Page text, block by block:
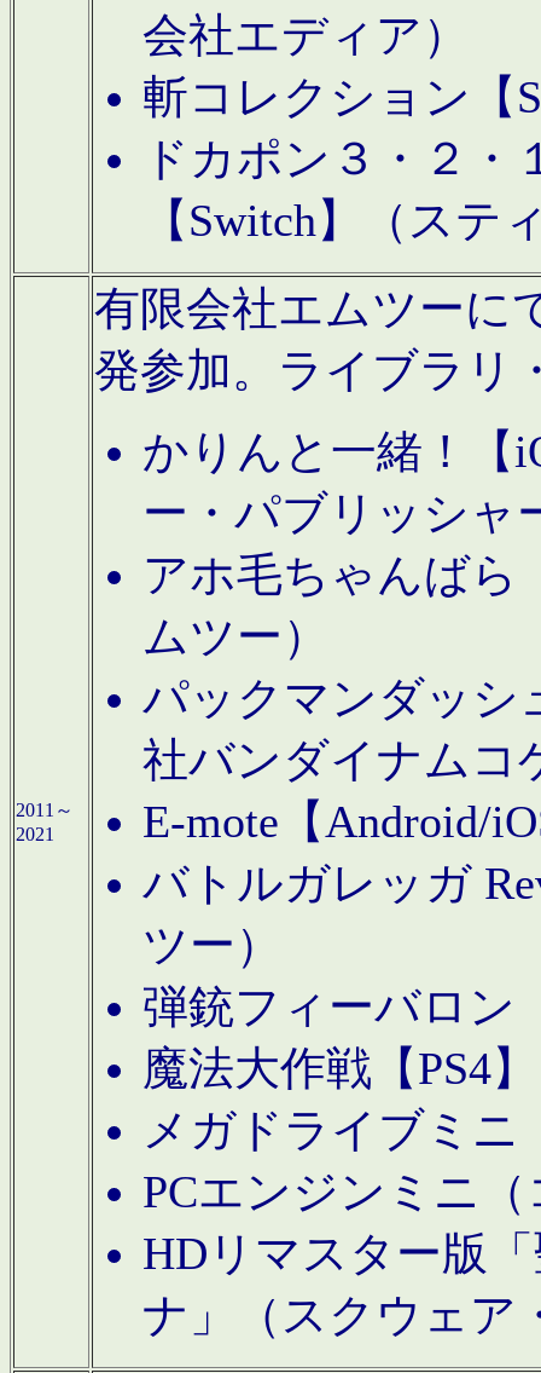
会社エディア）
斬コレクション【
ドカポン３・２
【Switch】（ステ
2011～
2021
有限会社エムツーに
発参加。ライブラリ
かりんと一緒！【
ー・パブリッシャ
アホ毛ちゃんばら
ムツー）
パックマンダッシ
社バンダイナムコ
E-mote【Android/
バトルガレッガ
ツー）
弾銃フィーバロン
魔法大作戦【PS4
メガドライブミニ
PCエンジンミニ
HDリマスター版
ナ」（スクウェア